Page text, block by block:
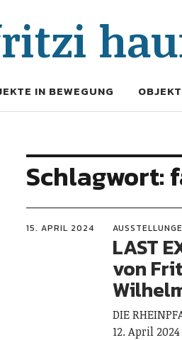
IN BEWEGUNG
Schlagwort:
15. APRIL 2024
LAST
von
DIE
12. April